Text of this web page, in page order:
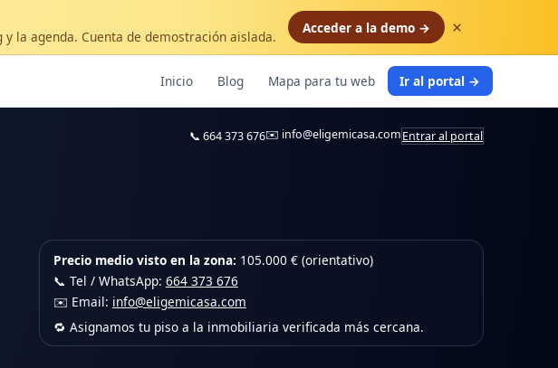
la agenda. Cuenta de demostración aislada.
Acceder a la demo → ×
Inicio Blog Mapa para tu web Ir al portal →
📞 664 373 676✉️ info@eligemicasa.comEntrar al portal
Precio medio visto en la zona: 105.000 € (orientativo)
📞 Tel / WhatsApp: 664 373 676
✉️ Email: info@eligemicasa.com
🔁 Asignamos tu piso a la inmobiliaria verificada más cercana.